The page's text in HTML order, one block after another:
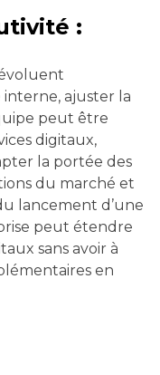
:
ajuster la
peut être
digitaux,
la portée des
du marché et
lancement d’une
peut étendre
sans avoir à
en